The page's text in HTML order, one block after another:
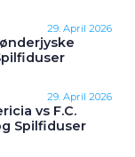
29. April 2026
29. April 2026
vs F.C.
Spilfiduser